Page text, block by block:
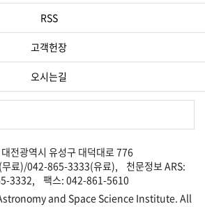
RSS
고객헌장
오시는길
전광역시 유성구 대덕대로 776
료)/042-865-3333(유료), 천문정보 ARS:
3332, 팩스: 042-861-5610
and Space Science Institute. All